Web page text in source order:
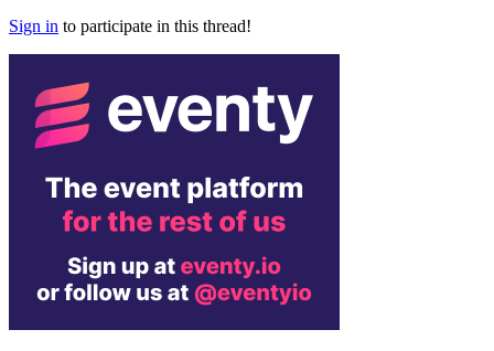
Sign in to participate in this thread!